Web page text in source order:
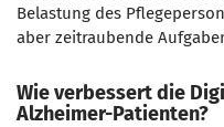
Belastung des
aber zeitraubende
Wie verbessert die
Alzheimer-Patienten?